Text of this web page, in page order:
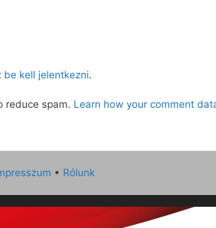
be kell jelentkezni.
reduce spam. Learn how your comment
• Rólunk